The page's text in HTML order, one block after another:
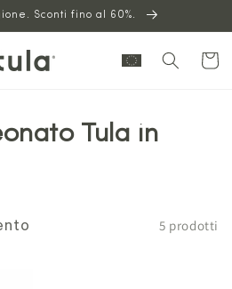
Sconti fino al 60%.
Carrello
Tula in
5 prodotti